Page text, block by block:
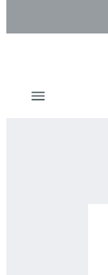
Zum Hauptinhalt